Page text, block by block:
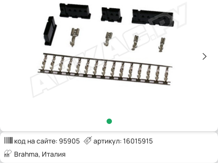
код на сайте: 95905
артикул: 16015915
Brahma, Италия